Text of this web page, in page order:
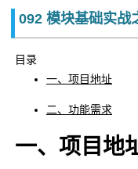
092 模块基础实战
目录
一、项目地址
二、功能需求
一、项目地